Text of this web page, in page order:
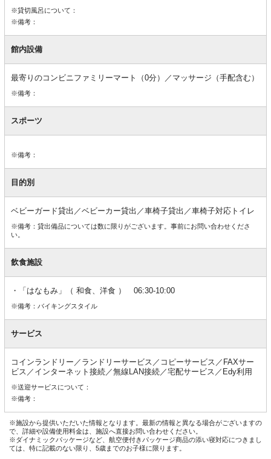
※貸切風呂について：
※備考：
館内設備
最寄りのコンビニファミリーマート（0分）／マッサージ（手配含む）
※備考：
スポーツ
※備考：
目的別
ベビーガード貸出／ベビーカー貸出／車椅子貸出／車椅子対応トイレ
※備考：貸出備品については数に限りがございます。事前にお問い合わせくださ
い。
飲食施設
「はなもみ」（ 和食、洋食 ） 06:30-10:00
※備考：バイキングスタイル
サービス
コインランドリー／ランドリーサービス／コピーサービス／FAXサー
ビス／インターネット接続／無線LAN接続／宅配サービス／Edy利用
※送迎サービスについて：
※備考：
※施設から提供いただいた情報となります。最新の情報と異なる場合がございますの
で、詳細や設備使用料金は、施設へ直接お問い合わせください。
※ダイナミックパッケージなど、航空便付きパッケージ商品の添い寝対応につきまし
ては、特に記載のない限り、5歳までのお子様に限ります。